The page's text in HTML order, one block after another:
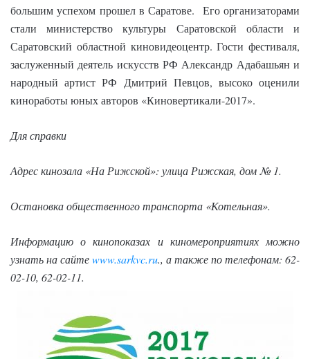
большим успехом прошел в Саратове. Его организаторами
стали министерство культуры Саратовской области и
Саратовский областной киновидеоцентр. Гости фестиваля,
заслуженный деятель искусств РФ Александр Адабашьян и
народный артист РФ Дмитрий Певцов, высоко оценили
киноработы юных авторов «Киновертикали-2017».
Для справки
Адрес кинозала «На Рижской»: улица Рижская, дом № 1.
Остановка общественного транспорта «Котельная».
Информацию о кинопоказах и киномероприятиях можно
узнать на сайтеwww.sarkvc.ru., а также по телефонам: 62-
02-10, 62-02-11.